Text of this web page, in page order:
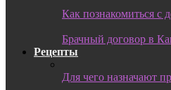
Как познакомиться с
Брачный договор в
Рецепты
Для чего назначают